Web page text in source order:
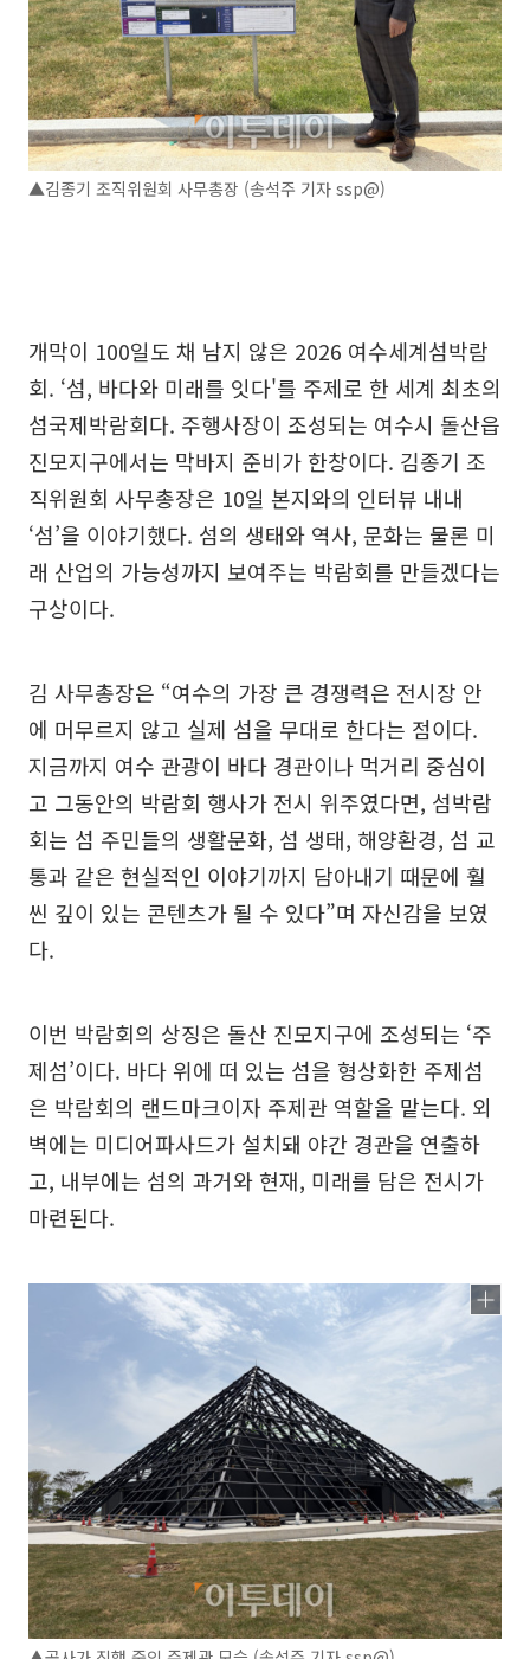
▲김종기 조직위원회 사무총장 (송석주 기자 ssp@)
개막이 100일도 채 남지 않은 2026 여수세계섬박람
회. ‘섬, 바다와 미래를 잇다'를 주제로 한 세계 최초의
섬국제박람회다. 주행사장이 조성되는 여수시 돌산읍
진모지구에서는 막바지 준비가 한창이다. 김종기 조
직위원회 사무총장은 10일 본지와의 인터뷰 내내
‘섬’을 이야기했다. 섬의 생태와 역사, 문화는 물론 미
래 산업의 가능성까지 보여주는 박람회를 만들겠다는
구상이다.
김 사무총장은 “여수의 가장 큰 경쟁력은 전시장 안
에 머무르지 않고 실제 섬을 무대로 한다는 점이다.
지금까지 여수 관광이 바다 경관이나 먹거리 중심이
고 그동안의 박람회 행사가 전시 위주였다면, 섬박람
회는 섬 주민들의 생활문화, 섬 생태, 해양환경, 섬 교
통과 같은 현실적인 이야기까지 담아내기 때문에 훨
씬 깊이 있는 콘텐츠가 될 수 있다”며 자신감을 보였
다.
이번 박람회의 상징은 돌산 진모지구에 조성되는 ‘주
제섬’이다. 바다 위에 떠 있는 섬을 형상화한 주제섬
은 박람회의 랜드마크이자 주제관 역할을 맡는다. 외
벽에는 미디어파사드가 설치돼 야간 경관을 연출하
고, 내부에는 섬의 과거와 현재, 미래를 담은 전시가
마련된다.